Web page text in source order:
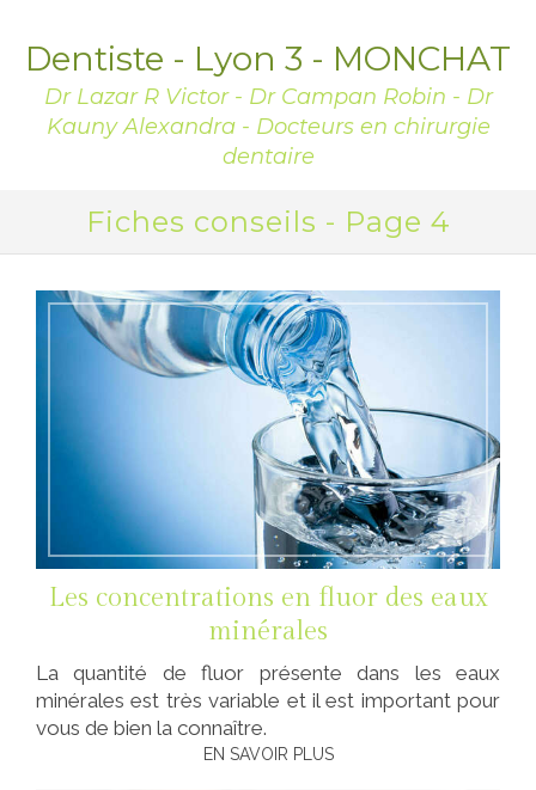
Dentiste - Lyon 3 - MONCHAT
Dr Lazar R Victor - Dr Campan Robin - Dr
Kauny Alexandra - Docteurs en chirurgie
dentaire
Fiches conseils - Page 4
Les concentrations en fluor des eaux
minérales
La quantité de fluor présente dans les eaux
minérales est très variable et il est important pour
vous de bien la connaître.
EN SAVOIR PLUS